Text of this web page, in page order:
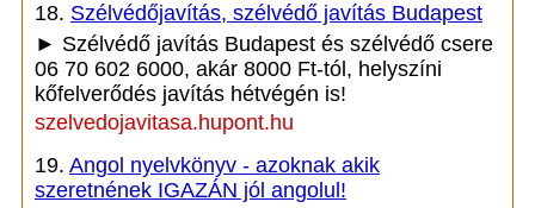
18. Szélvédőjavítás, szélvédő javítás Budapest
► Szélvédő javítás Budapest és szélvédő csere
06 70 602 6000, akár 8000 Ft-tól, helyszíni
kőfelverődés javítás hétvégén is!
szelvedojavitasa.hupont.hu
19. Angol nyelvkönyv - azoknak akik
szeretnének IGAZÁN jól angolul!